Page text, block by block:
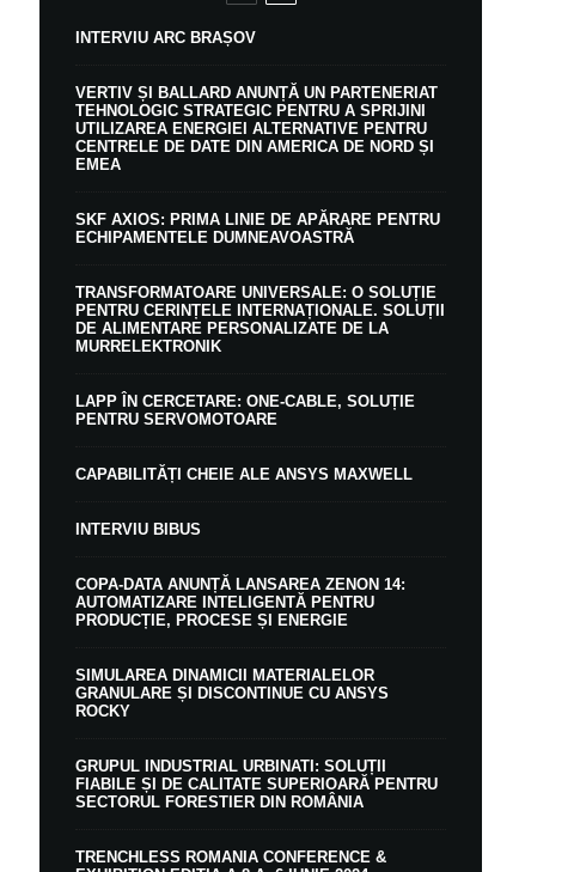
INTERVIU ARC BRAȘOV
VERTIV ȘI BALLARD ANUNȚĂ UN PARTENERIAT
TEHNOLOGIC STRATEGIC PENTRU A SPRIJINI
UTILIZAREA ENERGIEI ALTERNATIVE PENTRU
CENTRELE DE DATE DIN AMERICA DE NORD ȘI
EMEA
SKF AXIOS: PRIMA LINIE DE APĂRARE PENTRU
ECHIPAMENTELE DUMNEAVOASTRĂ
TRANSFORMATOARE UNIVERSALE: O SOLUȚIE
PENTRU CERINȚELE INTERNAȚIONALE. SOLUȚII
DE ALIMENTARE PERSONALIZATE DE LA
MURRELEKTRONIK
LAPP ÎN CERCETARE: ONE-CABLE, SOLUȚIE
PENTRU SERVOMOTOARE
CAPABILITĂȚI CHEIE ALE ANSYS MAXWELL
INTERVIU BIBUS
COPA-DATA ANUNȚĂ LANSAREA ZENON 14:
AUTOMATIZARE INTELIGENTĂ PENTRU
PRODUCȚIE, PROCESE ȘI ENERGIE
SIMULAREA DINAMICII MATERIALELOR
GRANULARE ȘI DISCONTINUE CU ANSYS
ROCKY
GRUPUL INDUSTRIAL URBINATI: SOLUȚII
FIABILE ȘI DE CALITATE SUPERIOARĂ PENTRU
SECTORUL FORESTIER DIN ROMÂNIA
TRENCHLESS ROMANIA CONFERENCE &